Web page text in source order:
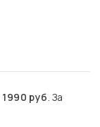
1990 руб. За